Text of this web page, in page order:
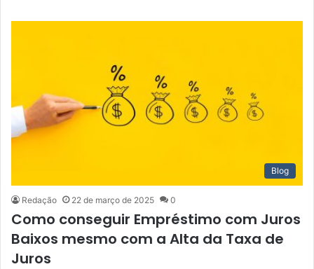
Blog
Redação 22 de março de 2025 0
Como conseguir Empréstimo com Juros
Baixos mesmo com a Alta da Taxa de
Juros